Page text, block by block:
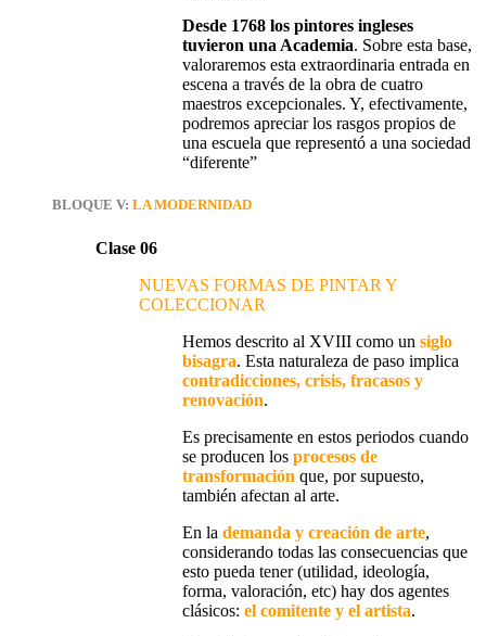
Desde 1768 los pintores ingleses
tuvieron una Academia. Sobre esta base,
valoraremos esta extraordinaria entrada en
escena a través de la obra de cuatro
maestros excepcionales. Y, efectivamente,
podremos apreciar los rasgos propios de
una escuela que representó a una sociedad
“diferente”
BLOQUE V: LA MODERNIDAD
Clase 06
NUEVAS FORMAS DE PINTAR Y
COLECCIONAR
Hemos descrito al XVIII como un siglo
bisagra. Esta naturaleza de paso implica
contradicciones, crisis, fracasos y
renovación.
Es precisamente en estos periodos cuando
se producen los procesos de
transformación que, por supuesto,
también afectan al arte.
En la demanda y creación de arte,
considerando todas las consecuencias que
esto pueda tener (utilidad, ideología,
forma, valoración, etc) hay dos agentes
clásicos: el comitente y el artista.